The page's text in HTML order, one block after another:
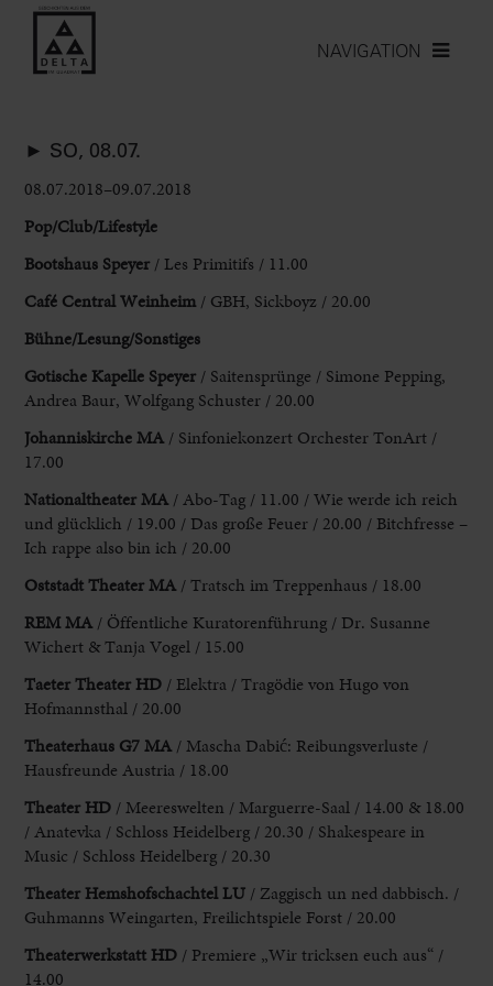
NAVIGATION
► SO, 08.07.
08.07.2018–09.07.2018
Pop/Club/Lifestyle
Bootshaus Speyer / Les Primitifs / 11.00
Café Central Weinheim / GBH, Sickboyz / 20.00
Bühne/Lesung/Sonstiges
Gotische Kapelle Speyer / Saitensprünge / Simone Pepping,
Andrea Baur, Wolfgang Schuster / 20.00
Johanniskirche MA / Sinfoniekonzert Orchester TonArt /
17.00
Nationaltheater MA / Abo-Tag / 11.00 / Wie werde ich reich
und glücklich / 19.00 / Das große Feuer / 20.00 / Bitchfresse –
Ich rappe also bin ich / 20.00
Oststadt Theater MA / Tratsch im Treppenhaus / 18.00
REM MA / Öffentliche Kuratorenführung / Dr. Susanne
Wichert & Tanja Vogel / 15.00
Taeter Theater HD / Elektra / Tragödie von Hugo von
Hofmannsthal / 20.00
Theaterhaus G7 MA / Mascha Dabić: Reibungsverluste /
Hausfreunde Austria / 18.00
Theater HD / Meereswelten / Marguerre-Saal / 14.00 & 18.00
/ Anatevka / Schloss Heidelberg / 20.30 / Shakespeare in
Music / Schloss Heidelberg / 20.30
Theater Hemshofschachtel LU / Zaggisch un ned dabbisch. /
Guhmanns Weingarten, Freilichtspiele Forst / 20.00
Theaterwerkstatt HD / Premiere „Wir tricksen euch aus“ /
14.00